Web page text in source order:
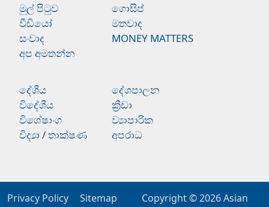
මුල් පිටුව
ගොසිප්
වීඩියෝ
මතවාද
සංවාද
MONEY MATTERS
අප අමතන්න
දේශීය
දේශපාලන
විදේශීය
ක්‍රීඩා
විශේෂාංග
ව්‍යාපාරික
විද්‍යා / තාක්ෂණ
අපරාධ
Privacy Policy Sitemap Copyright © 2026Asian